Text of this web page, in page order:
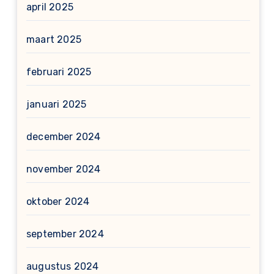
april 2025
maart 2025
februari 2025
januari 2025
december 2024
november 2024
oktober 2024
september 2024
augustus 2024